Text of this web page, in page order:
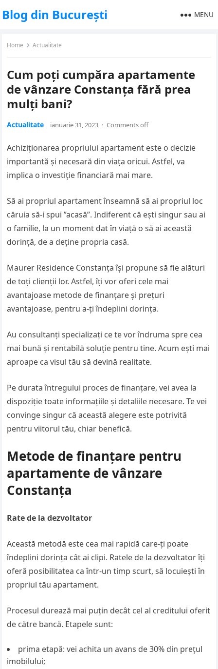
Blog din București MENU
Home Actualitate
Cum poți cumpăra apartamente
de vânzare Constanța fără prea
mulți bani?
Actualitate ianuarie 31, 2023 · Comments off
Achiziționarea propriului apartament este o decizie
importantă și necesară din viața oricui. Astfel, va
implica o investiție financiară mai mare.
Să ai propriul apartament înseamnă să ai propriul loc
căruia să-i spui ”acasă”. Indiferent că ești singur sau ai
o familie, la un moment dat în viață o să ai această
dorință, de a deține propria casă.
Maurer Residence Constanța își propune să fie alături
de toți clienții lor. Astfel, îți vor oferi cele mai
avantajoase metode de finanțare și prețuri
avantajoase, pentru a-ți îndeplini dorința.
Au consultanți specializați ce te vor îndruma spre cea
mai bună și rentabilă soluție pentru tine. Acum ești mai
aproape ca visul tău să devină realitate.
Pe durata întregului proces de finanțare, vei avea la
dispoziție toate informațiile și detaliile necesare. Te vei
convinge singur că această alegere este potrivită
pentru viitorul tău, chiar benefică.
Metode de finanțare pentru
apartamente de vânzare
Constanța
Rate de la dezvoltator
Această metodă este cea mai rapidă care-ți poate
îndeplini dorința cât ai clipi. Ratele de la dezvoltator îți
oferă posibilitatea ca într-un timp scurt, să locuiești în
propriul tău apartament.
Procesul durează mai puțin decât cel al creditului oferit
de către bancă. Etapele sunt:
prima etapă: vei achita un avans de 30% din prețul
imobilului;